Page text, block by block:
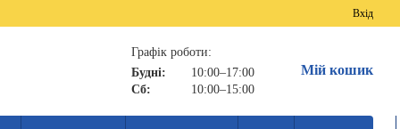
Вхід
Графік роботи:
Будні:
10:00–17:00
Сб:
10:00–15:00
Мій кошик